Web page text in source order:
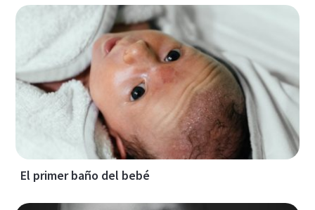
El primer baño del bebé